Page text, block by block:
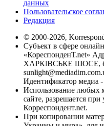
данных
Пользовательское
Редакция
© 2000-2026,
Субъект в сфере
«КореспонденТ.net»
ХАРКІВСЬКЕ ШОСЕ,
Идентификатор медиа
Использование любых
сайте, разрешается
Корреспондент.net.
При копировании